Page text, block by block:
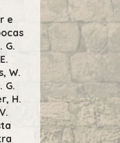
e
G.
W.
G.
H.